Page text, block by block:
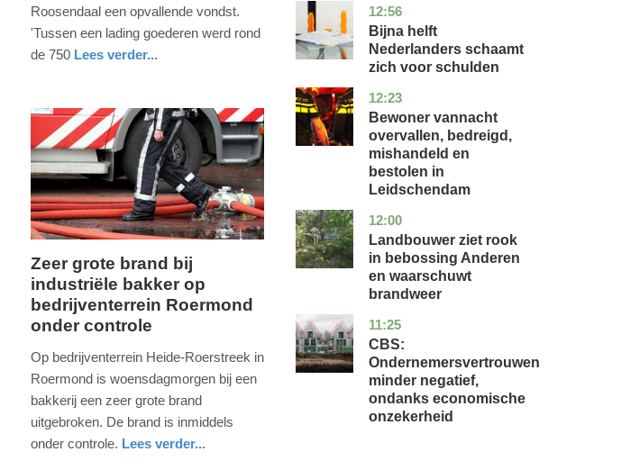
04-
2025
09:10
Roosendaal een opvallende vondst.
'Tussen een lading goederen werd rond
de 750 Lees verder...
woensdag,
4.
december
2019
-
08:14
Update:
Zeer grote brand bij
industriële bakker op
bedrijventerrein Roermond
onder controle
Op bedrijventerrein Heide-Roerstreek in
Roermond is woensdagmorgen bij een
bakkerij een zeer grote brand
uitgebroken. De brand is inmiddels
onder controle. Lees verder...
12:56
noord-
holland
economie
Bijna helft
Nederlanders schaamt
zich voor schulden
12:23
zuid-
holland
nieuws
Bewoner vannacht
overvallen, bedreigd,
mishandeld en
bestolen in
Leidschendam
12:00
drenthe
nieuws
Landbouwer ziet rook
in bebossing Anderen
en waarschuwt
brandweer
11:25
zuid-
holland
economie
CBS:
Ondernemersvertrouwen
minder negatief,
ondanks economische
onzekerheid